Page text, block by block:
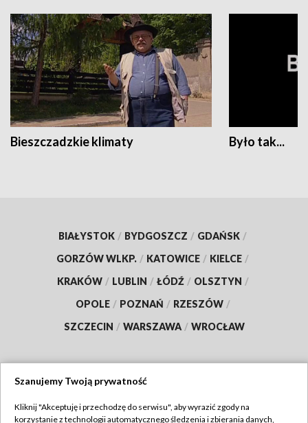
Bieszczadzkie klimaty Było tak...
BIAŁYSTOK / BYDGOSZCZ / GDAŃSK /
GORZÓW WLKP. / KATOWICE / KIELCE /
KRAKÓW / LUBLIN / ŁÓDŹ / OLSZTYN /
OPOLE / POZNAŃ / RZESZÓW /
SZCZECIN / WARSZAWA / WROCŁAW
Szanujemy Twoją prywatność
Kliknij "Akceptuję i przechodzę do serwisu", aby wyrazić zgody na
korzystanie z technologii automatycznego śledzenia i zbierania danych,